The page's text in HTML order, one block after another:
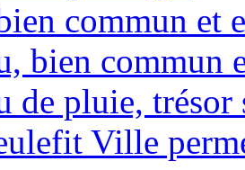
commun et
bien commun
de pluie,
Ville